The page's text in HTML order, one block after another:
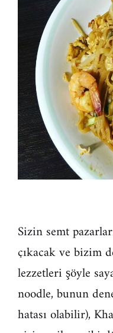
Sizin semt
çıkacak ve bizim
lezzetleri şöyle
noodle, bunun
hatası olabilir),